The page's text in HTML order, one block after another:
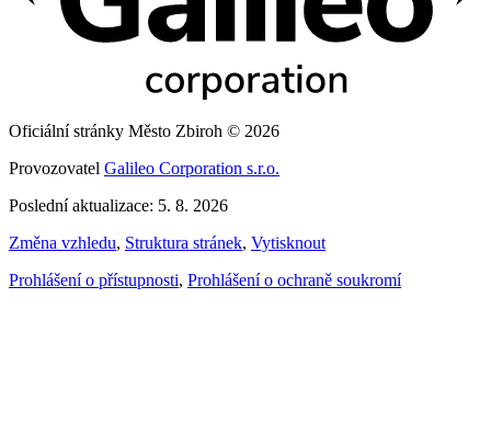
Oficiální stránky Město Zbiroh © 2026
Provozovatel Galileo Corporation s.r.o.
Poslední aktualizace: 5. 8. 2026
Změna vzhledu, Struktura stránek, Vytisknout
Prohlášení o přístupnosti, Prohlášení o ochraně soukromí